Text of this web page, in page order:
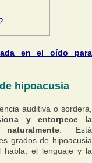
en el oído para
hipoacusia
auditiva o sordera,
y entorpece la
. Está
grados de hipoacusia
habla, el lenguaje y la